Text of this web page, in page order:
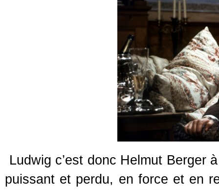
Ludwig c’est donc Helmut Berger
puissant et perdu, en force et en